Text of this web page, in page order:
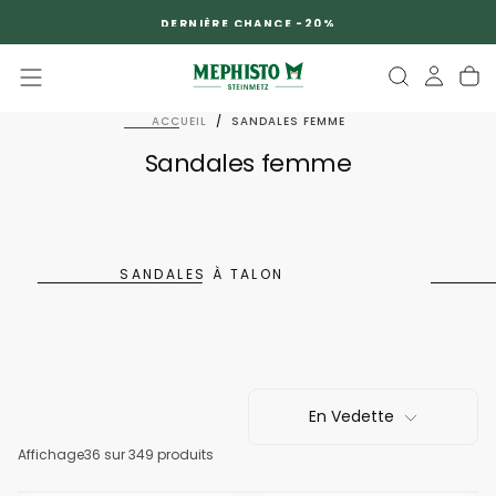
DERNIÈRE CHANCE -20%
ACCUEIL / SANDALES FEMME
Sandales femme
SANDALES À TALON
En Vedette
Affichage36 sur 349 produits